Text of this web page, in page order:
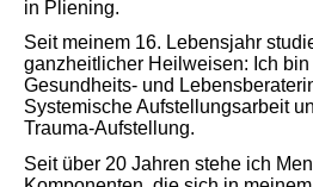
in Pliening.
Seit meinem 16. Lebensjahr
ganzheitlicher Heilweisen: Ich
Gesundheits- und
Systemische Aufstellungsarbeit
Trauma-Aufstellung.
Seit über 20 Jahren stehe ich